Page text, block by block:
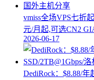
vmiss全场VPS七折
元/月起,可选CN2
2026-06-17
DediRock：$8.88/年